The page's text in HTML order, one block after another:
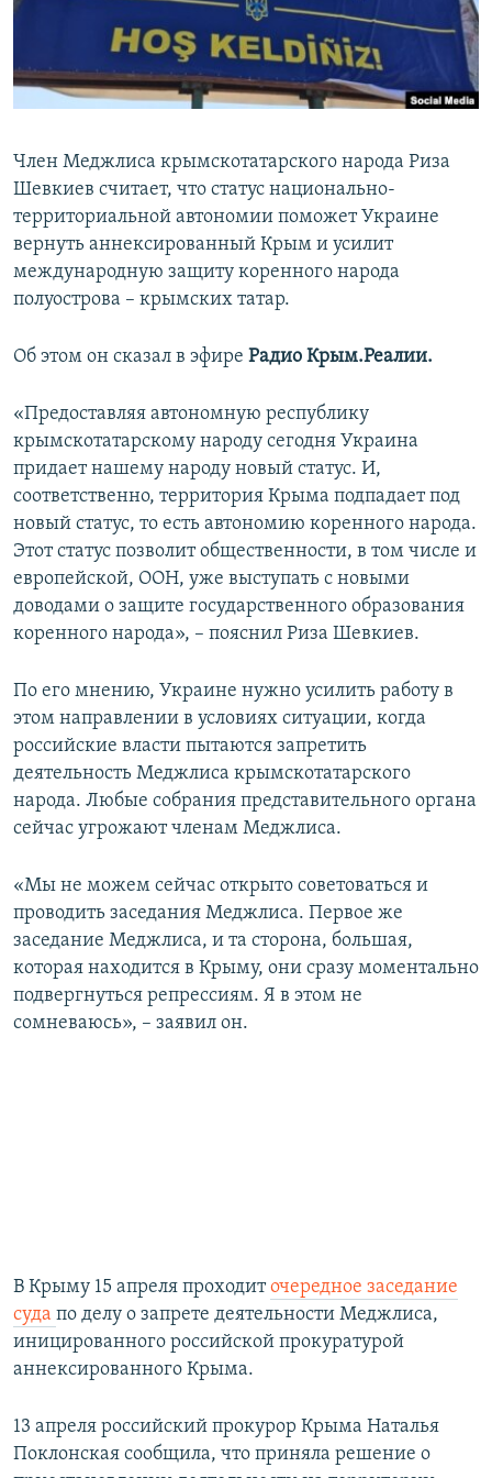
КРЫМ.НЕПОКОРЕННЫЙ
ELIFBE
ПРИСОЕДИНЯЙТЕСЬ!
Все сайты RFE/RL
Член Меджлиса крымскотатарского народа Риза
Шевкиев считает, что статус национально-
территориальной автономии поможет Украине
вернуть аннексированный Крым и усилит
международную защиту коренного народа
полуострова – крымских татар.
Об этом он сказал в эфире Радио Крым.Реалии.
«Предоставляя автономную республику
крымскотатарскому народу сегодня Украина
придает нашему народу новый статус. И,
соответственно, территория Крыма подпадает под
новый статус, то есть автономию коренного народа.
Этот статус позволит общественности, в том числе и
европейской, ООН, уже выступать с новыми
доводами о защите государственного образования
коренного народа», – пояснил Риза Шевкиев.
По его мнению, Украине нужно усилить работу в
этом направлении в условиях ситуации, когда
российские власти пытаются запретить
деятельность Меджлиса крымскотатарского
народа. Любые собрания представительного органа
сейчас угрожают членам Меджлиса.
«Мы не можем сейчас открыто советоваться и
проводить заседания Меджлиса. Первое же
заседание Меджлиса, и та сторона, большая,
которая находится в Крыму, они сразу моментально
подвергнуться репрессиям. Я в этом не
сомневаюсь», – заявил он.
В Крыму 15 апреля проходиточередное заседание
суда по делу о запрете деятельности Меджлиса,
иницированного российской прокуратурой
аннексированного Крыма.
13 апреля российский прокурор Крыма Наталья
Поклонская сообщила, что приняла решение о